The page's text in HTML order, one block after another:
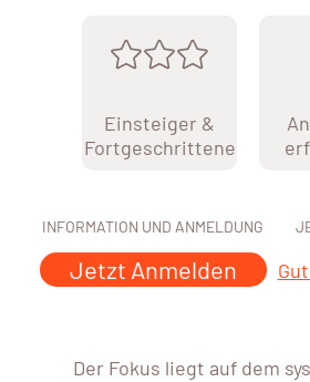
Einsteiger &
Fortgeschrittene
INFORMATION UND ANMELDUNG
Jetzt Anmelden
Der Fokus liegt auf dem